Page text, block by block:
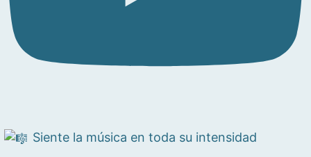
Siente la música en toda su intensidad